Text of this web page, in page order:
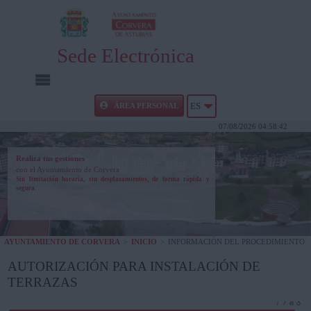
Sede Electrónica
INICIO
CARPETA CIUDADANA
AYUDA
ÁREA PERSONAL ES
07/08/2026 04:58:42
Realiza tus gestiones
con el Ayuntamiento de Corvera
Sin limitación horaria, sin desplazamientos, de forma rápida y
segura.
AYUNTAMIENTO DE CORVERA INICIO INFORMACIÓN DEL PROCEDIMIENTO
AUTORIZACIÓN PARA INSTALACIÓN DE
TERRAZAS